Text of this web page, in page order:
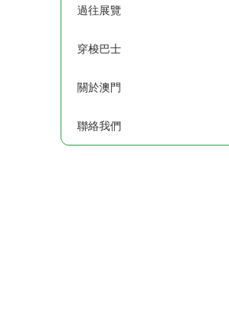
過往展覽
穿梭巴士
關於澳門
聯絡我們